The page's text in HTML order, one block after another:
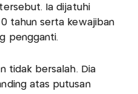
Ia dijatuhi
tahun serta kewajiban
pengganti.
tidak bersalah. Dia
atas putusan